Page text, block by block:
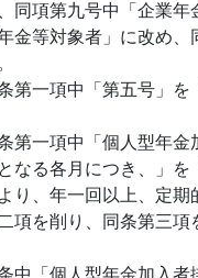
同項第九号中「企業年
金等対象者」に改め、
第一項中「第五号」を
第一項中「個人型年金
なる各月につき、」を
り、年一回以上、定期
項を削り、同条第三項